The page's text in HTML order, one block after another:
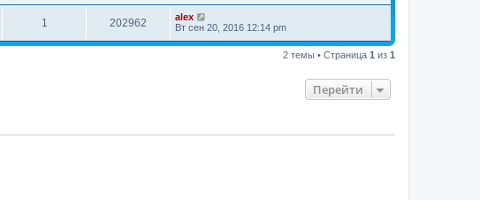
1 202962
alex
Вт сен 20, 2016 12:14 pm
2 темы • Страница 1 из 1
Перейти